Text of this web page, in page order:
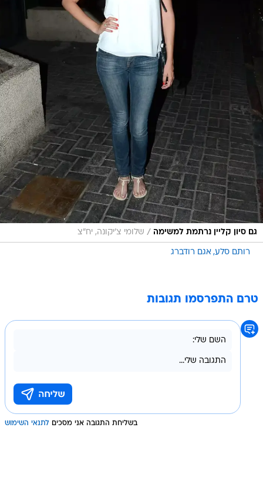
גם סיון קליין נרתמת למשימה / שלומי צ'יקונה, יח"צ
רותם סלע אגם רודברג
טרם התפרסמו תגובות
בשליחת התגובה אני מסכים לתנאי השימוש